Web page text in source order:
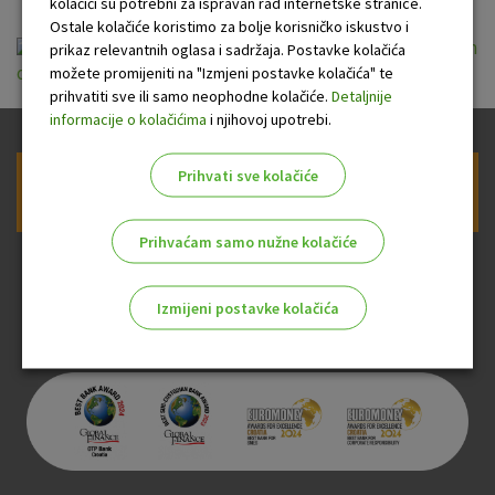
Opći uvjeti poslovanja OTP banke d.d. s fizičkim
osobama (12.12.2020.).pdf
Prijava na newsletter OTP banke
Ostale kolačiće koristimo za bolje korisničko iskustvo i
prikaz relevantnih oglasa i sadržaja. Postavke kolačića
možete promijeniti na "Izmjeni postavke kolačića" te
prihvatiti sve ili samo neophodne kolačiće. Detaljnije
informacije o kolačićima i njihovoj upotrebi.
Prihvati sve kolačiće
Prihvaćam samo nužne kolačiće
Izmijeni postavke kolačića